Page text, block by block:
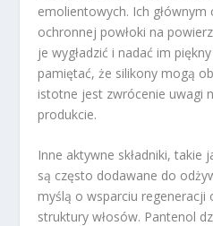
emolientowych. Ich
ochronnej powłoki na
je wygładzić i nadać im
pamiętać, że silikony mogą
istotne jest zwrócenie uwagi
produkcie.
Inne aktywne składniki, takie
są często dodawane do
myślą o wsparciu regeneracji
struktury włosów. Pantenol